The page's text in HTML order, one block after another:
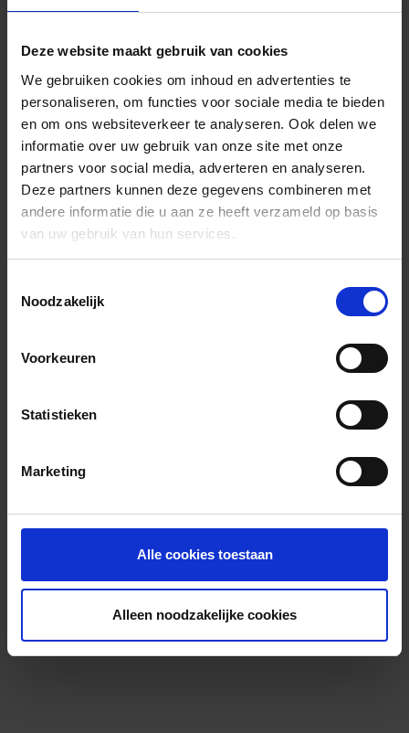
Deze website maakt gebruik van cookies
We gebruiken cookies om inhoud en advertenties te
personaliseren, om functies voor sociale media te bieden
en om ons websiteverkeer te analyseren. Ook delen we
informatie over uw gebruik van onze site met onze
partners voor social media, adverteren en analyseren.
Deze partners kunnen deze gegevens combineren met
andere informatie die u aan ze heeft verzameld op basis
van uw gebruik van hun services.
Noodzakelijk
Voorkeuren
Statistieken
Marketing
Alle cookies toestaan
Alleen noodzakelijke cookies